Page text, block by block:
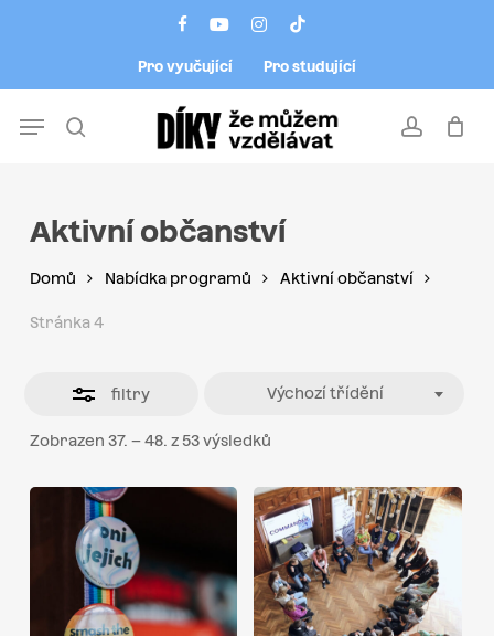
facebookyoutubeinstagram
tiktok
Pro vyučující Pro studující
account
Menu
Aktivní občanství
Domů Nabídka programů Aktivní občanství
Stránka 4
filtry
Zobrazen 37. – 48. z 53 výsledků
Výchozí třídění